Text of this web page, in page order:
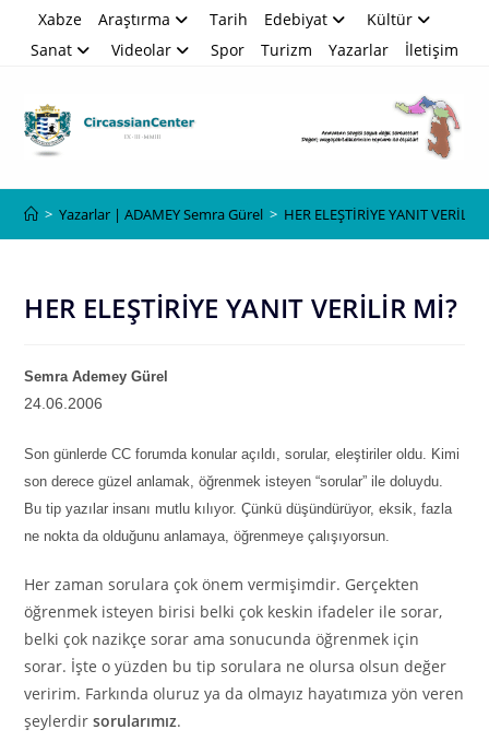
Xabze Araştırma Tarih Edebiyat
Kültür
Sanat
Videolar Spor Turizm Yazarlar İletişim
> Yazarlar | ADAMEY Semra Gürel > HER ELEŞTİRİYE YANIT VERİLİR
HER ELEŞTİRİYE YANIT VERİLİR Mİ?
Semra Ademey Gürel
24.06.2006
Son günlerde CC forumda konular açıldı, sorular, eleştiriler oldu. Kimi
son derece güzel anlamak, öğrenmek isteyen “sorular” ile doluydu.
Bu tip yazılar insanı mutlu kılıyor. Çünkü düşündürüyor, eksik, fazla
ne nokta da olduğunu anlamaya, öğrenmeye çalışıyorsun.
Her zaman sorulara çok önem vermişimdir. Gerçekten
öğrenmek isteyen birisi belki çok keskin ifadeler ile sorar,
belki çok nazikçe sorar ama sonucunda öğrenmek için
sorar. İşte o yüzden bu tip sorulara ne olursa olsun değer
veririm. Farkında oluruz ya da olmayız hayatımıza yön veren
şeylerdirsorularımız.